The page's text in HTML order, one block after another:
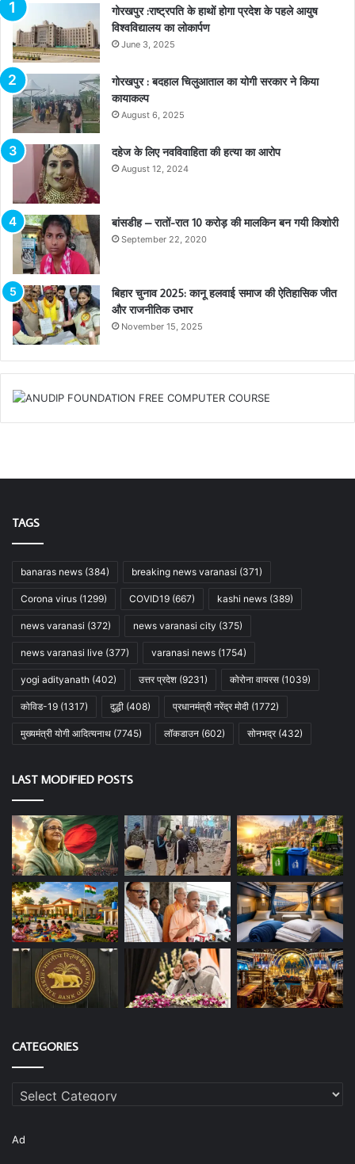
गोरखपुर :राष्ट्रपति के हाथों होगा प्रदेश के पहले आयुष
विश्वविद्यालय का लोकार्पण
June 3, 2025
गोरखपुर : बदहाल चिलुआताल का योगी सरकार ने किया
कायाकल्प
August 6, 2025
दहेज के लिए नवविवाहिता की हत्या का आरोप
August 12, 2024
बांसडीह – रातों-रात 10 करोड़ की मालकिन बन गयी किशोरी
September 22, 2020
बिहार चुनाव 2025: कानू हलवाई समाज की ऐतिहासिक जीत
और राजनीतिक उभार
November 15, 2025
TAGS
banaras news (384) breaking news varanasi (371)
Corona virus (1299) COVID19 (667) kashi news (389)
news varanasi (372) news varanasi city (375)
news varanasi live (377) varanasi news (1754)
yogi adityanath (402) उत्तर प्रदेश (9231) कोरोना वायरस (1039)
कोविड-19 (1317) दुद्धी (408) प्रधानमंत्री नरेंद्र मोदी (1772)
मुख्यमंत्री योगी आदित्यनाथ (7745) लॉकडाउन (602) सोनभद्र(432)
LAST MODIFIED POSTS
CATEGORIES
Categories
Ad